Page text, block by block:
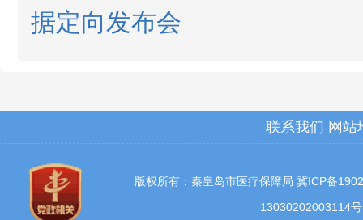
据定向发布会
联系我们 网站
版权所有：秦皇岛市医疗保障局 冀ICP备
13030202003114号